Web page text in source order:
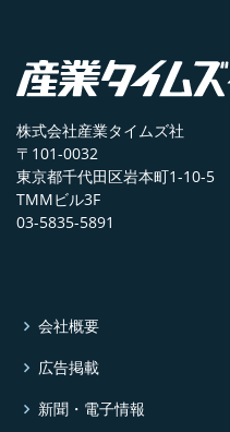
株式会社産業タイムズ社
〒101-0032
東京都千代田区岩本町1-10-5
TMMビル3F
03-5835-5891
会社概要
広告掲載
新聞・電子情報